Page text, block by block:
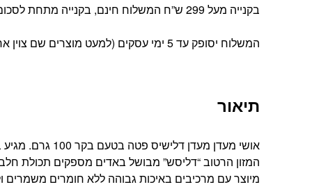
בקנייה מעל 299 ש”ח המשלוח חינם, בקנייה מתחת לסכום זה עלות המשלוח הינה 39 ש”ח
המשלוח יסופק עד 5 ימי עסקים (למעט מוצרים שם צוין אחרת).
תיאור
אושי מעדן מעדן דלישיס פטה בטעם בקר 100 גרם. מגיע במגש עם 16 פחיות שימורים במרקם פטה עדין וטעם יוצא דופן.
המזון הרטוב “דליסש” מבושל באדים מספקים תכולת
מיוצר עם מרכיבים באיכות גבוהה ללא חומרים משמרים